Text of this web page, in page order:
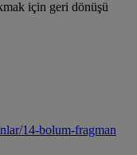
için geri dönüşü
14-bolum-fragman